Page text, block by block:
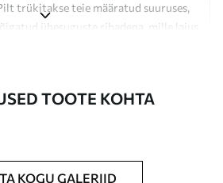
trükitakse teie määratud suuruses,
ühesuguste ribadena, mille laius
TOOTE KOHTA
KOGU GALERIID